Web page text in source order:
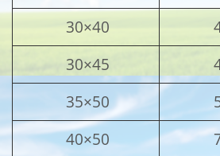
30×40
30×45
35×50
40×50